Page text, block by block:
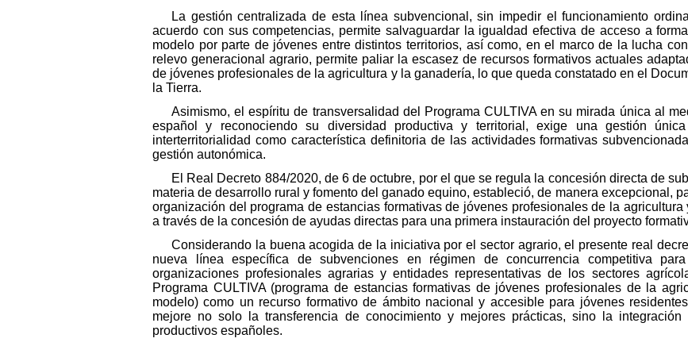
La gestión centralizada de esta línea subvencional, sin impedir el funcionamiento
acuerdo con sus competencias, permite salvaguardar la igualdad efectiva de acceso a
modelo por parte de jóvenes entre distintos territorios, así como, en el marco de la lucha
relevo generacional agrario, permite paliar la escasez de recursos formativos actuales
de jóvenes profesionales de la agricultura y la ganadería, lo que queda constatado en el
la Tierra.
Asimismo, el espíritu de transversalidad del Programa CULTIVA en su mirada única al
español y reconociendo su diversidad productiva y territorial, exige una gestión
interterritorialidad como característica definitoria de las actividades formativas
gestión autonómica.
El Real Decreto 884/2020, de 6 de octubre, por el que se regula la concesión directa de
materia de desarrollo rural y fomento del ganado equino, estableció, de manera excepcional,
organización del programa de estancias formativas de jóvenes profesionales de la
a través de la concesión de ayudas directas para una primera instauración del proyecto
Considerando la buena acogida de la iniciativa por el sector agrario, el presente real
nueva línea específica de subvenciones en régimen de concurrencia competitiva
organizaciones profesionales agrarias y entidades representativas de los sectores
Programa CULTIVA (programa de estancias formativas de jóvenes profesionales de la
modelo) como un recurso formativo de ámbito nacional y accesible para jóvenes
mejore no solo la transferencia de conocimiento y mejores prácticas, sino la
productivos españoles.